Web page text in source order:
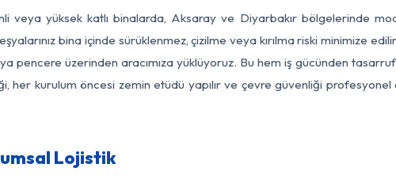
veya yüksek katlı binalarda, Aksaray ve Diyarbakır bölgelerinde
bina içinde sürüklenmez, çizilme veya kırılma riski minimize
pencere üzerinden aracımıza yüklüyoruz. Bu hem iş gücünden
her kurulum öncesi zemin etüdü yapılır ve çevre güvenliği
Lojistik